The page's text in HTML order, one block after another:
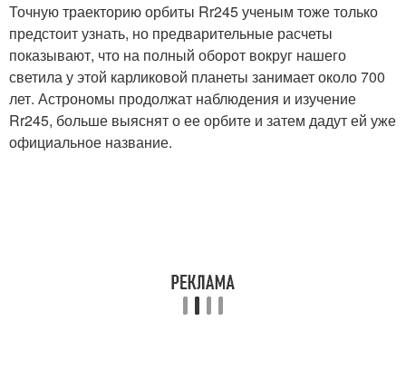
Точную траекторию орбиты Rr245 ученым тоже только
предстоит узнать, но предварительные расчеты
показывают, что на полный оборот вокруг нашего
светила у этой карликовой планеты занимает около 700
лет. Астрономы продолжат наблюдения и изучение
Rr245, больше выяснят о ее орбите и затем дадут ей уже
официальное название.